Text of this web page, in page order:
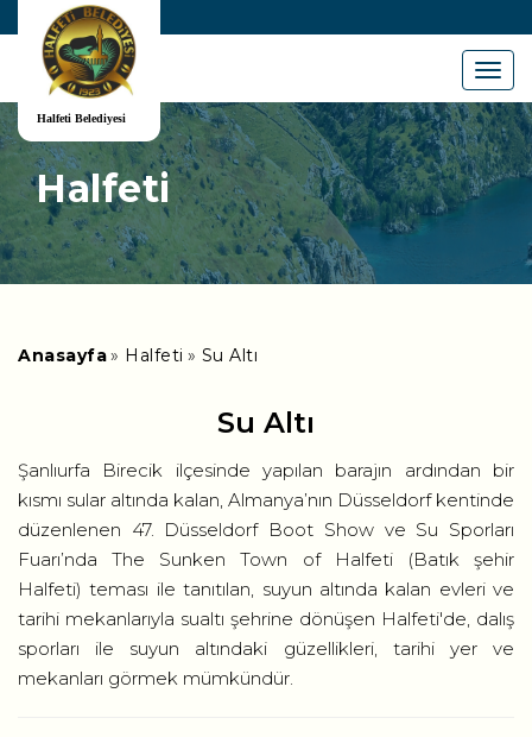
Menu
Halfeti
Anasayfa Halfeti Su Altı
Su Altı
Şanlıurfa Birecik ilçesinde yapılan barajın ardından bir
kısmı sular altında kalan, Almanya’nın Düsseldorf kentinde
düzenlenen 47. Düsseldorf Boot Show ve Su Sporları
Fuarı’nda The Sunken Town of Halfeti (Batık şehir
Halfeti) teması ile tanıtılan, suyun altında kalan evleri ve
tarihi mekanlarıyla sualtı şehrine dönüşen Halfeti'de, dalış
sporları ile suyun altındaki güzellikleri, tarihi yer ve
mekanları görmek mümkündür.